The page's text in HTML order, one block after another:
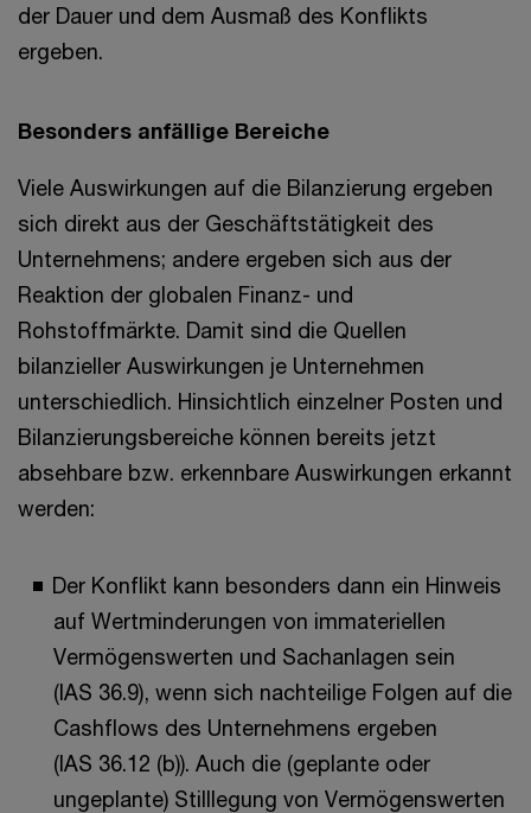
der Dauer und dem Ausmaß des Konflikts
ergeben.
Besonders anfällige Bereiche
Viele Auswirkungen auf die Bilanzierung ergeben
sich direkt aus der Geschäftstätigkeit des
Unternehmens; andere ergeben sich aus der
Reaktion der globalen Finanz- und
Rohstoffmärkte. Damit sind die Quellen
bilanzieller Auswirkungen je Unternehmen
unterschiedlich. Hinsichtlich einzelner Posten und
Bilanzierungsbereiche können bereits jetzt
absehbare bzw. erkennbare Auswirkungen erkannt
werden:
Der Konflikt kann besonders dann ein Hinweis
auf Wertminderungen von immateriellen
Vermögenswerten und Sachanlagen sein
(IAS 36.9), wenn sich nachteilige Folgen auf die
Cashflows des Unternehmens ergeben
(IAS 36.12 (b)). Auch die (geplante oder
ungeplante) Stilllegung von Vermögenswerten